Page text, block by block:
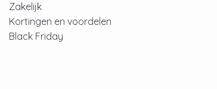
Zakelijk
Kortingen en voordelen
Black Friday